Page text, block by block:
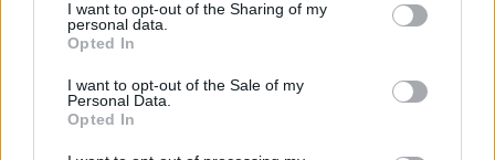
I want to opt-out of the Sharing of my
personal data.
Opted In
I want to opt-out of the Sale of my
Personal Data.
Opted In
Sütibeállítások